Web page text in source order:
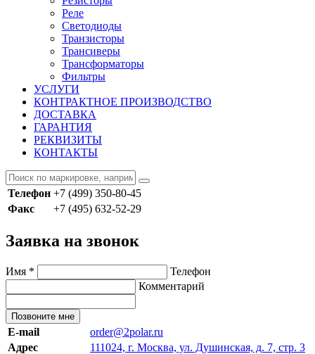
Реле
Светодиоды
Транзисторы
Трансиверы
Трансформаторы
Фильтры
УСЛУГИ
КОНТРАКТНОЕ ПРОИЗВОДСТВО
ДОСТАВКА
ГАРАНТИЯ
РЕКВИЗИТЫ
КОНТАКТЫ
Телефон +7 (499) 350-80-45
Факс
+7 (495) 632-52-29
Заявка на звонок
Имя *
Телефон
Комментарий
Позвоните мне
E-mail
order@2polar.ru
Адрес
111024, г. Москва, ул. Душинская, д. 7, стр. 3